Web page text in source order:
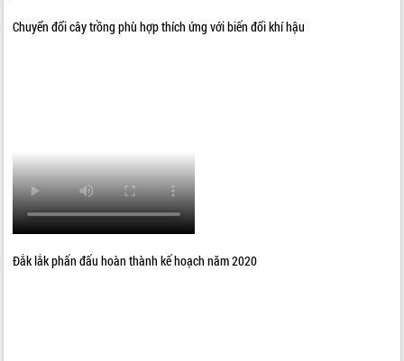
Chuyển đổi cây trồng phù hợp thích ứng với biến đổi khí hậu
Đắk lắk phấn đấu hoàn thành kế hoạch năm 2020